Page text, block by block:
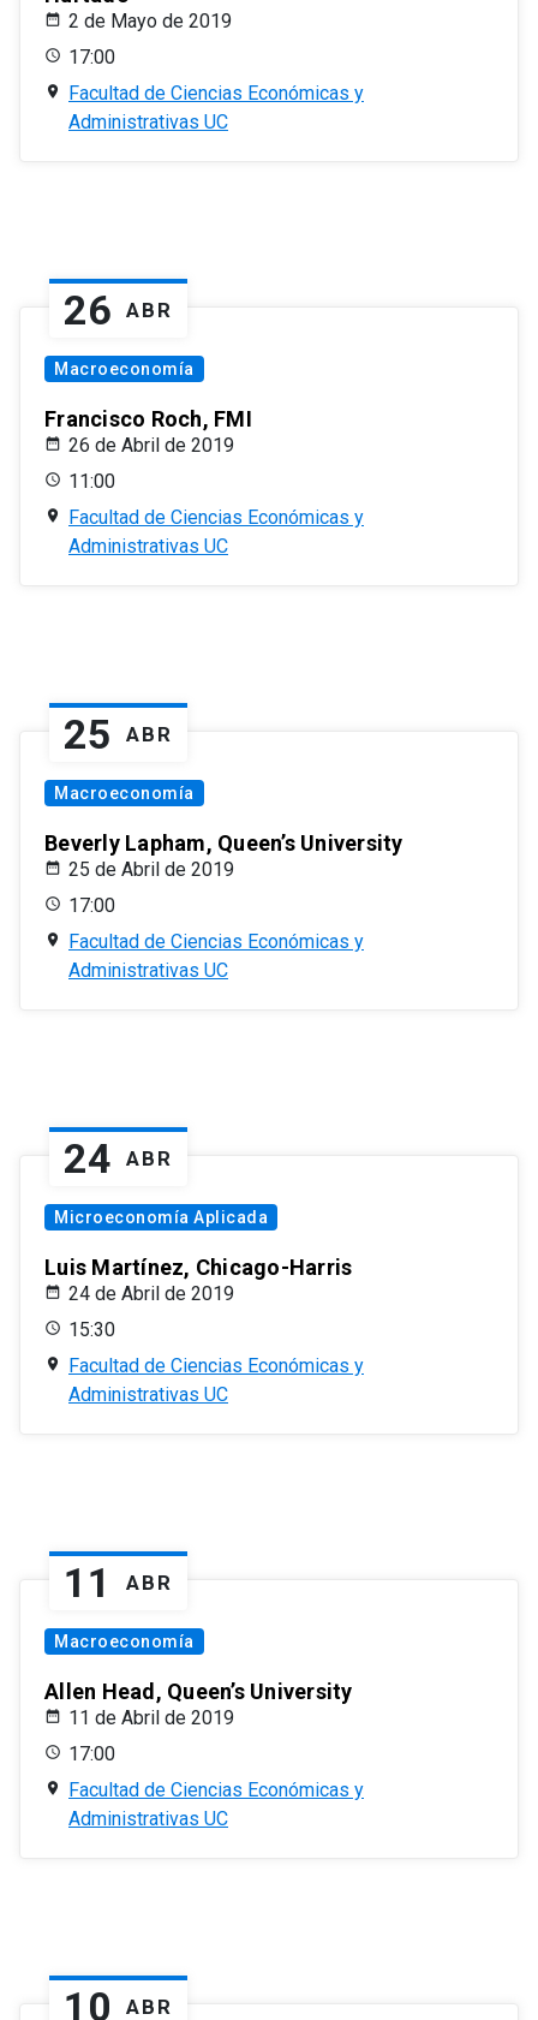
2 de Mayo de 2019
17:00
Facultad de Ciencias Económicas y
Administrativas UC
26 ABR
Macroeconomía
Francisco Roch, FMI
26 de Abril de 2019
11:00
Facultad de Ciencias Económicas y
Administrativas UC
25 ABR
Macroeconomía
Beverly Lapham, Queen’s University
25 de Abril de 2019
17:00
Facultad de Ciencias Económicas y
Administrativas UC
24 ABR
Microeconomía Aplicada
Luis Martínez, Chicago-Harris
24 de Abril de 2019
15:30
Facultad de Ciencias Económicas y
Administrativas UC
11 ABR
Macroeconomía
Allen Head, Queen’s University
11 de Abril de 2019
17:00
Facultad de Ciencias Económicas y
Administrativas UC
10 ABR